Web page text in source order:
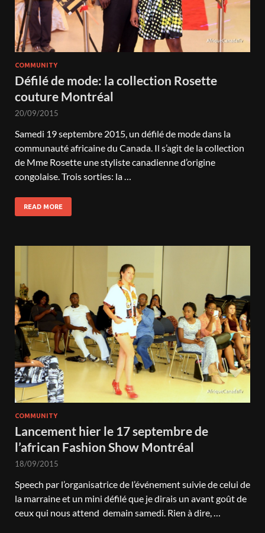
COMMUNITY
Défilé de mode: la collection Rosette
couture Montréal
20/09/2015
Samedi 19 septembre 2015, un défilé de mode dans la
communauté africaine du Canada. Il s’agit de la collection
de Mme Rosette une styliste canadienne d’origine
congolaise. Trois sorties: la …
READ MORE
COMMUNITY
Lancement hier le 17 septembre de
l’african Fashion Show Montréal
18/09/2015
Speech par l’organisatrice de l’événement suivie de celui de
la marraine et un mini défilé que je dirais un avant goût de
ceux qui nous attend demain samedi. Rien à dire, …